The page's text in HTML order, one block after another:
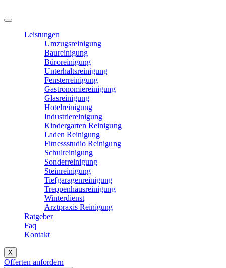
Leistungen
Umzugsreinigung
Baureinigung
Büroreinigung
Unterhaltsreinigung
Fensterreinigung
Gastronomiereinigung
Glasreinigung
Hotelreinigung
Industriereinigung
Kindergarten Reinigung
Laden Reinigung
Fitnessstudio Reinigung
Schulreinigung
Sonderreinigung
Steinreinigung
Tiefgaragenreinigung
Treppenhausreinigung
Winterdienst
Arztpraxis Reinigung
Ratgeber
Faq
Kontakt
X
Offerten anfordern